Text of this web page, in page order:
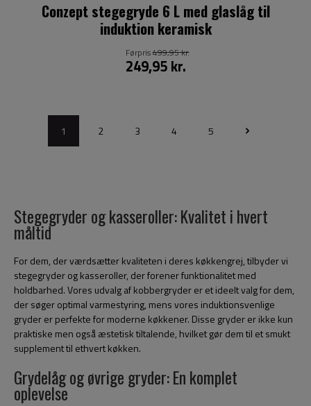
Conzept stegegryde 6 L med glaslåg til
induktion keramisk
249,95 kr.
Førpris499,95 kr.
1 2 3 4 5
Stegegryder og kasseroller: Kvalitet i hvert
måltid
For dem, der værdsætter kvaliteten i deres køkkengrej, tilbyder vi
stegegryder og kasseroller, der forener funktionalitet med
holdbarhed. Vores udvalg af kobbergryder er et ideelt valg for dem,
der søger optimal varmestyring, mens vores induktionsvenlige
gryder er perfekte for moderne køkkener. Disse gryder er ikke kun
praktiske men også æstetisk tiltalende, hvilket gør dem til et smukt
supplement til ethvert køkken.
Grydelåg og øvrige gryder: En komplet
oplevelse